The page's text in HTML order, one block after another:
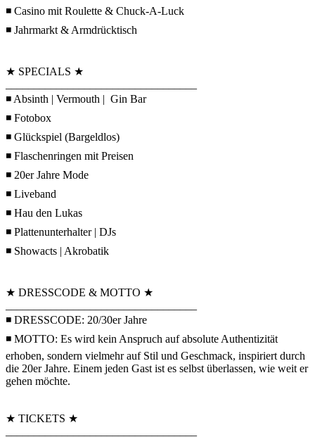
◾ Casino mit Roulette & Chuck-A-Luck
◾ Jahrmarkt & Armdrücktisch
★ SPECIALS ★
◾ Absinth | Vermouth | Gin Bar
◾ Fotobox
◾ Glückspiel (Bargeldlos)
◾ Flaschenringen mit Preisen
◾ 20er Jahre Mode
◾ Liveband
◾ Hau den Lukas
◾ Plattenunterhalter | DJs
◾ Showacts | Akrobatik
★ DRESSCODE & MOTTO ★
◾ DRESSCODE: 20/30er Jahre
◾ MOTTO: Es wird kein Anspruch auf absolute Authentizität
erhoben, sondern vielmehr auf Stil und Geschmack, inspiriert durch
die 20er Jahre. Einem jeden Gast ist es selbst überlassen, wie weit er
gehen möchte.
★ TICKETS ★